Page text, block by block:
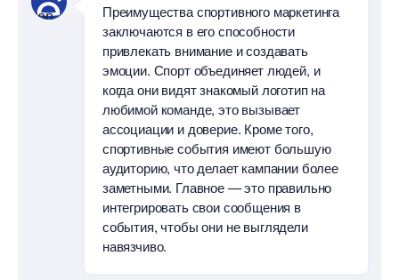
Преимущества спортивного маркетинга
заключаются в его способности
привлекать внимание и создавать
эмоции. Спорт объединяет людей, и
когда они видят знакомый логотип на
любимой команде, это вызывает
ассоциации и доверие. Кроме того,
спортивные события имеют большую
аудиторию, что делает кампании более
заметными. Главное — это правильно
интегрировать свои сообщения
события, чтобы они не выглядели
навязчиво.